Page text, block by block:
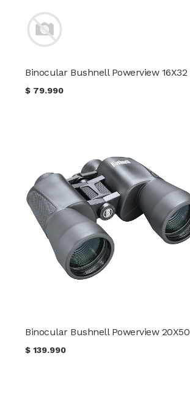
$ 79.990
Binocular Bushnell Powerview 20X50
$139.990